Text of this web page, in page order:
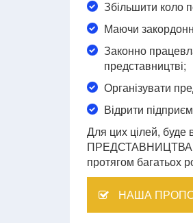
Збільшити коло
Маючи
Законно
представництві;
Організувати
Відрити
Для цих цілей,
протягом багатьох
НАША